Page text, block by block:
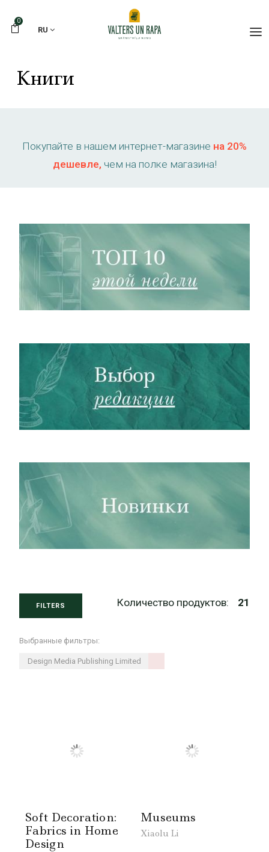
0
RU
Книги
Покупайте в нашем интернет-магазине на 20%
дешевле, чем на полке магазина!
FILTERS Количество продуктов: 21
Выбранные фильтры:
Design Media Publishing Limited
Soft Decoration:
Fabrics in Home
Design
Museums
Xiaolu Li